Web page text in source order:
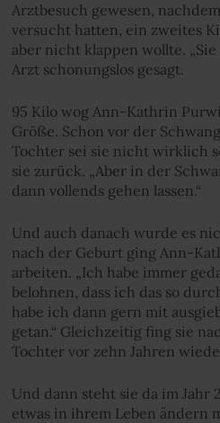
Arztbesuch gewesen,
versucht hatten, ein zweites
aber nicht klappen wollte.
Arzt schonungslos gesagt.
95 Kilo wog Ann-Kathrin
Größe. Schon vor der
Tochter sei sie nicht wirklich
sie zurück. „Aber in der
dann vollends gehen lassen.“
Und auch danach wurde es
nach der Geburt ging Ann-
arbeiten. „Ich habe immer
belohnen, dass ich das so
habe ich dann gern mit
getan.“ Gleichzeitig fing sie
Tochter vor zehn Jahren
Und dann steht sie da im Jahr
etwas in ihrem Leben ändern